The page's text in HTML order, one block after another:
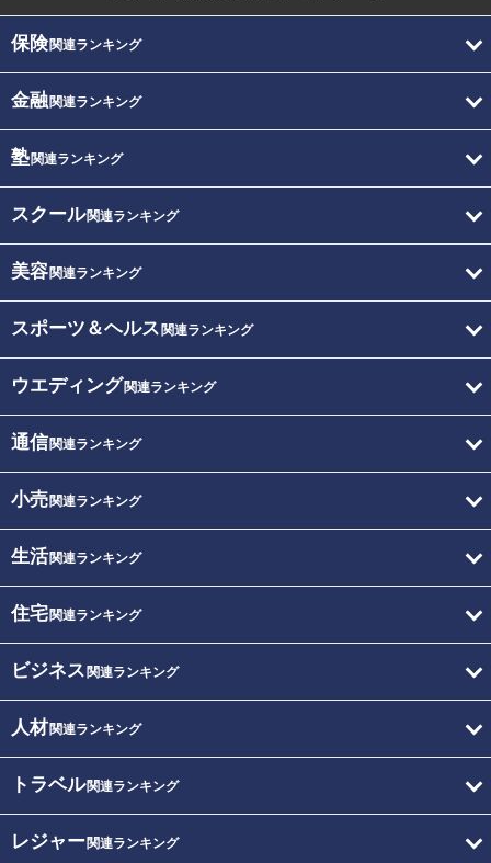
保険関連ランキング
金融関連ランキング
塾関連ランキング
スクール関連ランキング
美容関連ランキング
スポーツ＆ヘルス 関連ランキング
ウエディング関連ランキング
通信関連ランキング
小売関連ランキング
生活関連ランキング
住宅関連ランキング
ビジネス 関連ランキング
人材関連ランキング
トラベル関連ランキング
レジャー関連ランキング